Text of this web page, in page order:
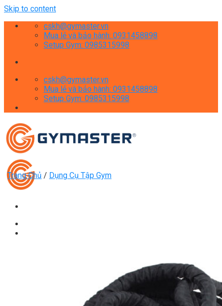
Skip to content
cskh@gymaster.vn
Mua lẻ và bảo hành: 0931458898
Setup Gym: 0985315998
cskh@gymaster.vn
Mua lẻ và bảo hành: 0931458898
Setup Gym: 0985315998
Máy Tập Thể Dục ( Cardio )
Xe Đạp Tập Thể Dục
Xe đạp ngồi có tựa lưng
Trang Chủ / Dụng Cụ Tập Gym